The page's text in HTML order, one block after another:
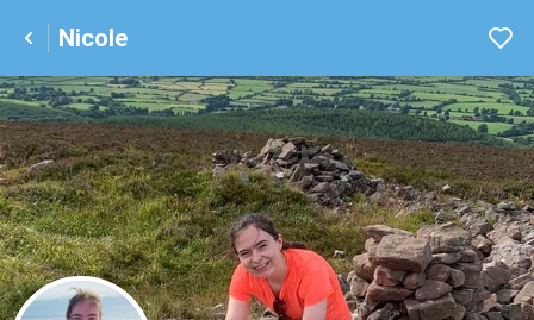
Nicole